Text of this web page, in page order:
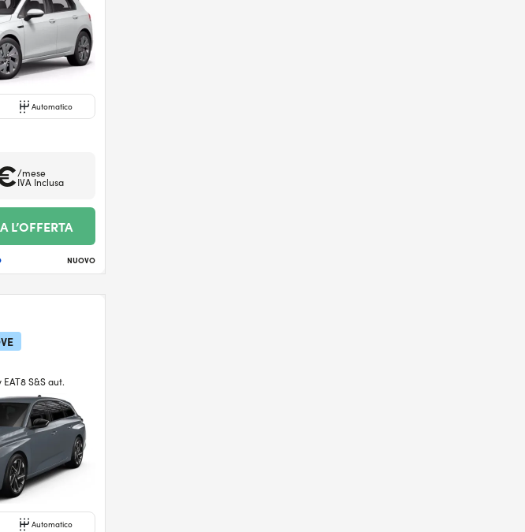
Automatico
/mese
IVA Inclusa
L’OFFERTA
NUOVO
S&S aut.
Automatico